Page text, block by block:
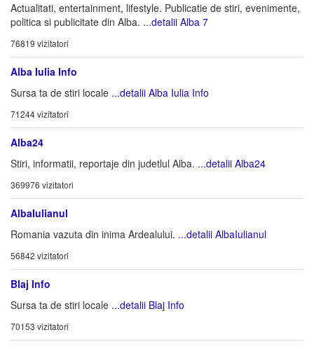
Actualitati, entertainment, lifestyle. Publicatie de stiri, evenimente,
politica si publicitate din Alba. ...detalii Alba 7
76819 vizitatori
Alba Iulia Info
Sursa ta de stiri locale ...detalii Alba Iulia Info
71244 vizitatori
Alba24
Stiri, informatii, reportaje din judetlul Alba. ...detalii Alba24
369976 vizitatori
AlbaIulianul
Romania vazuta din inima Ardealului. ...detalii AlbaIulianul
56842 vizitatori
Blaj Info
Sursa ta de stiri locale ...detalii Blaj Info
70153 vizitatori